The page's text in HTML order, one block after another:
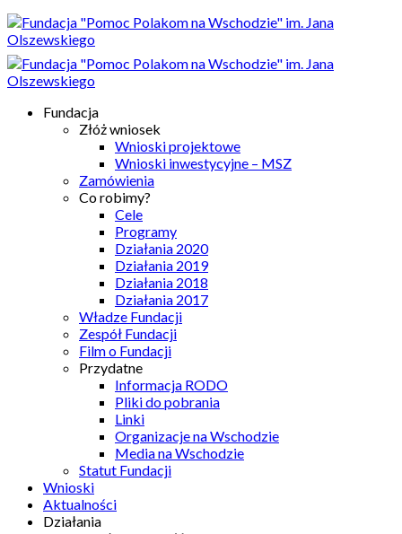
Fundacja
Złóż wniosek
Wnioski projektowe
Wnioski inwestycyjne – MSZ
Zamówienia
Co robimy?
Cele
Programy
Działania 2020
Działania 2019
Działania 2018
Działania 2017
Władze Fundacji
Zespół Fundacji
Film o Fundacji
Przydatne
Informacja RODO
Pliki do pobrania
Linki
Organizacje na Wschodzie
Media na Wschodzie
Statut Fundacji
Wnioski
Aktualności
Działania